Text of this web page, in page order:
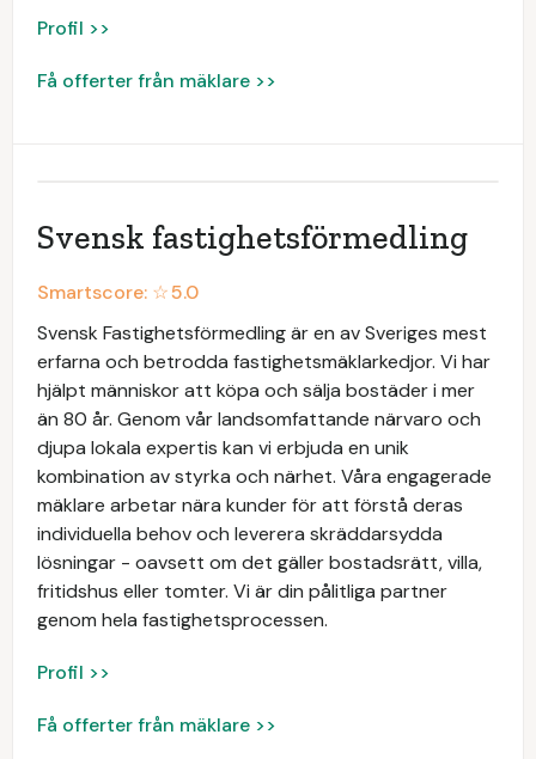
Profil >>
Få offerter från mäklare >>
Svensk fastighetsförmedling
Smartscore: ☆5.0
Svensk Fastighetsförmedling är en av Sveriges mest
erfarna och betrodda fastighetsmäklarkedjor. Vi har
hjälpt människor att köpa och sälja bostäder i mer
än 80 år. Genom vår landsomfattande närvaro och
djupa lokala expertis kan vi erbjuda en unik
kombination av styrka och närhet. Våra engagerade
mäklare arbetar nära kunder för att förstå deras
individuella behov och leverera skräddarsydda
lösningar - oavsett om det gäller bostadsrätt, villa,
fritidshus eller tomter. Vi är din pålitliga partner
genom hela fastighetsprocessen.
Profil >>
Få offerter från mäklare >>